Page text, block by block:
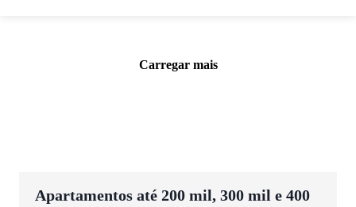
Carregar mais
Apartamentos até 200 mil, 300 mil e 400